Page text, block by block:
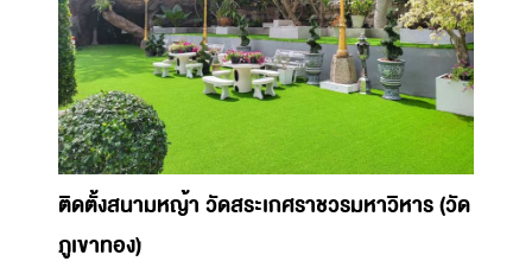
ติดตั้งสนามหญ้า วัดสระเกศราชวรมหาวิหาร (วัด
ภูเขาทอง)